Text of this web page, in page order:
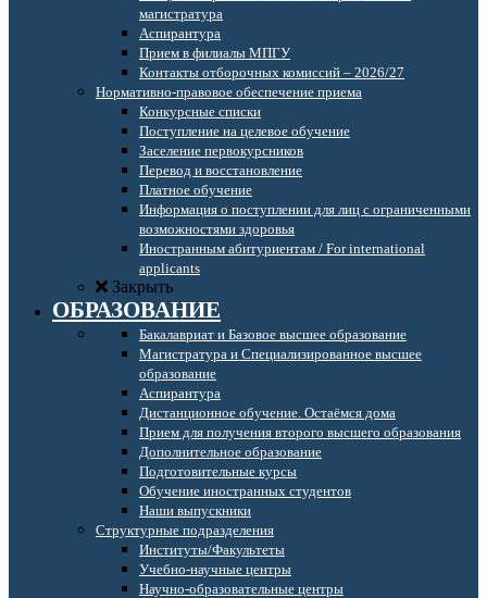
магистратура
Аспирантура
Прием в филиалы МПГУ
Контакты отборочных комиссий – 2026/27
Нормативно-правовое обеспечение приема
Конкурсные списки
Поступление на целевое обучение
Заселение первокурсников
Перевод и восстановление
Платное обучение
Информация о поступлении для лиц с ограниченными
возможностями здоровья
Иностранным абитуриентам / For international
applicants
Закрыть
ОБРАЗОВАНИЕ
Бакалавриат и Базовое высшее образование
Магистратура и Специализированное высшее
образование
Аспирантура
Дистанционное обучение. Остаёмся дома
Прием для получения второго высшего образования
Дополнительное образование
Подготовительные курсы
Обучение иностранных студентов
Наши выпускники
Структурные подразделения
Институты/Факультеты
Учебно-научные центры
Научно-образовательные центры